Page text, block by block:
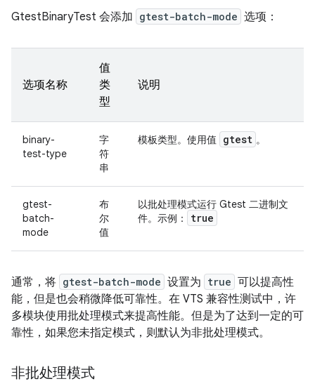
GtestBinaryTest 会添加 gtest-batch-mode 选项：
选项名称
值
类
型
说明
binary-
test-type
字
符
串
模板类型。使用值 gtest 。
gtest-
batch-
mode
布
尔
值
以批处理模式运行 Gtest 二进制文
件。示例：
true
通常，将 gtest-batch-mode 设置为 true 可以提高性
能，但是也会稍微降低可靠性。在 VTS 兼容性测试中，许
多模块使用批处理模式来提高性能。但是为了达到一定的可
靠性，如果您未指定模式，则默认为非批处理模式。
非批处理模式